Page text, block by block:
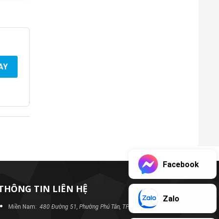
TIN LIÊN HỆ
Miền Nam: 480 Đường 51, Phường Phú Tân, TP Bình Dương
Facebook
Zalo